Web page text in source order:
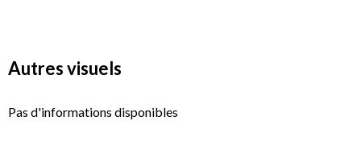
Autres visuels
Pas d'informations disponibles